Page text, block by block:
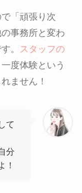
「頑張り次
事務所と変わ
。
スタッフの
度体験という
ません！
て
分
！